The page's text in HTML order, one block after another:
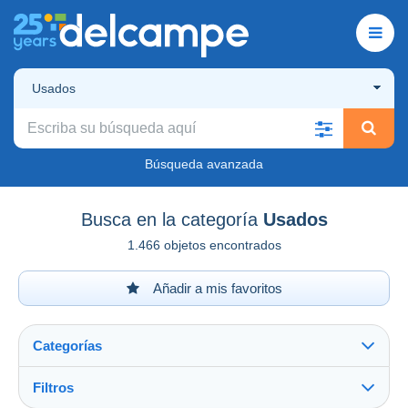
Usados
Búsqueda avanzada
Busca en la categoría Usados
1.466 objetos encontrados
Añadir a mis favoritos
Categorías
Filtros